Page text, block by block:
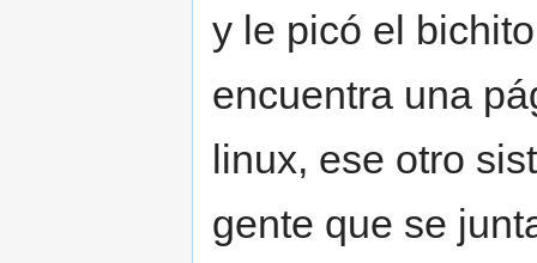
y le picó el
encuentra una
linux, ese otro
gente que se